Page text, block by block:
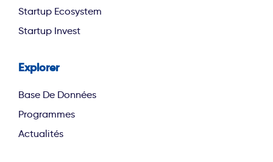
Startup Ecosystem
Startup Invest
footer third
Explorer
Base De Données
Programmes
Actualités